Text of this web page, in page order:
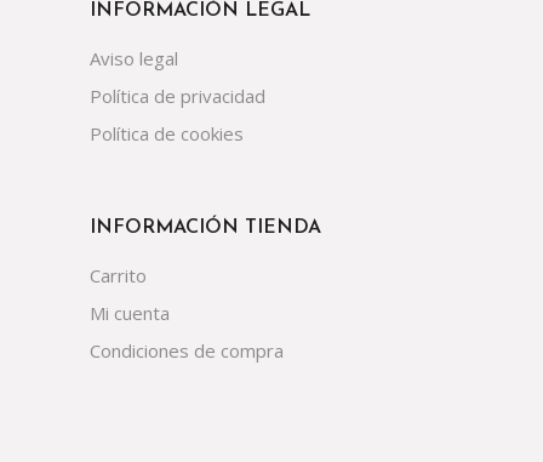
INFORMACIÓN LEGAL
Aviso legal
Política de privacidad
Política de cookies
INFORMACIÓN TIENDA
Carrito
Mi cuenta
Condiciones de compra